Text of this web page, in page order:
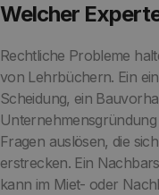
Welcher
Rechtliche Probleme
von Lehrbüchern. Ein
Scheidung, ein
Fragen auslösen, die
erstrecken. Ein
kann im Miet- oder